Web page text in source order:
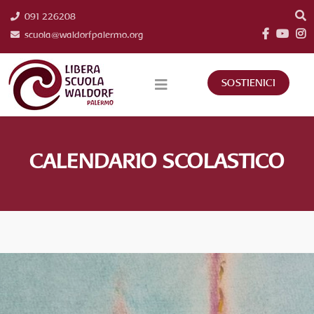
091 226208
scuola@waldorfpalermo.org
SOSTIENICI
CALENDARIO SCOLASTICO